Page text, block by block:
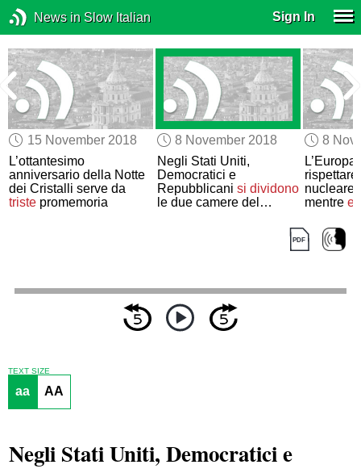
News in Slow Italian Sign In
15 November 2018
L’ottantesimo
anniversario della Notte
dei Cristalli serve da
triste promemoria
8 November 2018
Negli Stati Uniti,
Democratici e
Repubblicani si dividono
le due camere del
8
L’Europa
rispettare
nucleare
mentre
TEXT SIZE
aa AA
Negli Stati Uniti, Democratici e